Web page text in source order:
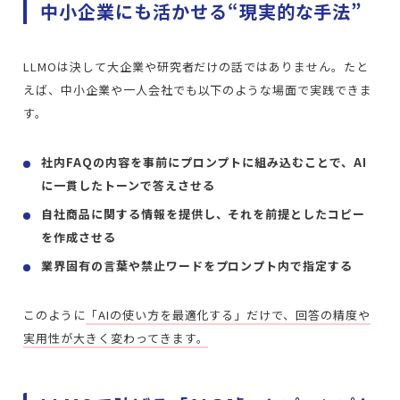
中小企業にも活かせる“現実的な手法”
LLMOは決して大企業や研究者だけの話ではありません。たと
えば、中小企業や一人会社でも以下のような場面で実践できま
す。
社内FAQの内容を事前にプロンプトに組み込むことで、AI
に一貫したトーンで答えさせる
自社商品に関する情報を提供し、それを前提としたコピー
を作成させる
業界固有の言葉や禁止ワードをプロンプト内で指定する
このように 「AIの使い方を最適化する」だけで、回答の精度や
実用性が大きく変わってきます。